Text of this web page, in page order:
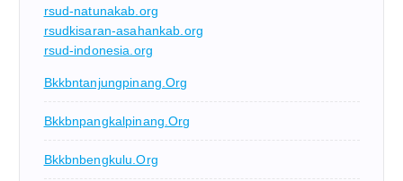
rsud-natunakab.org
rsudkisaran-asahankab.org
rsud-indonesia.org
Bkkbntanjungpinang.org
Bkkbnpangkalpinang.org
Bkkbnbengkulu.org